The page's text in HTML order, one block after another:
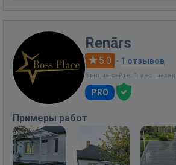
Renārs
5.0 · 1 отзывов
Был на сайте: 1 мес. назад
PRO
Примеры работ